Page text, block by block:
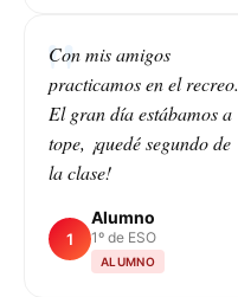
Con mis amigos
practicamos en el recreo.
El gran día estábamos a
tope, ¡quedé segundo de
la clase!
1
Alumno
1º de ESO
ALUMNO